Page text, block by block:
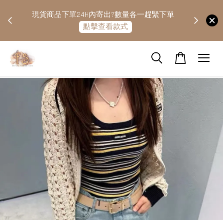
現貨商品下單24H內寄出?數量各一趕緊下單
點擊查看款式